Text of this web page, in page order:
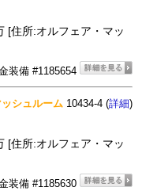
[住所:オルフェア・マッ
装備 #1185654
シュルーム 10434-4 (詳細)
[住所:オルフェア・マッ
装備 #1185630